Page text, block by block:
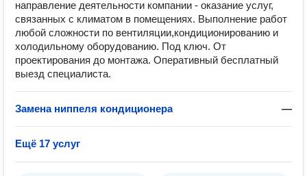
направление деятельности компании - оказание услуг,
связанных с климатом в помещениях. Выполнение работ
любой сложности по вентиляции,кондиционированию и
холодильному оборудованию. Под ключ. От
проектирования до монтажа. Оперативный бесплатный
выезд специалиста.
Замена ниппеля кондиционера —
Ещё 17 услуг